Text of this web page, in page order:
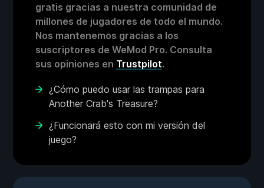
gratis gracias a nuestra comunidad de
millones de jugadores de todo el mundo.
Nos mantenemos gracias a los
suscriptores de WeMod Pro. Consulta
sus opiniones en Trustpilot.
¿Cómo puedo usar las trampas para
Another Crab's Treasure?
¿Funcionará esto con mi versión del
juego?